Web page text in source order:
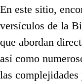
En este sitio,
versículos de la
que abordan
así como
las complejidades